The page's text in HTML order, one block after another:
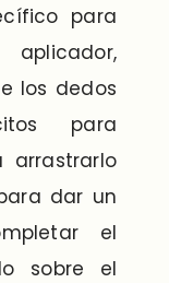
para
los dedos
para
arrastrarlo
dar un
el
sobre el